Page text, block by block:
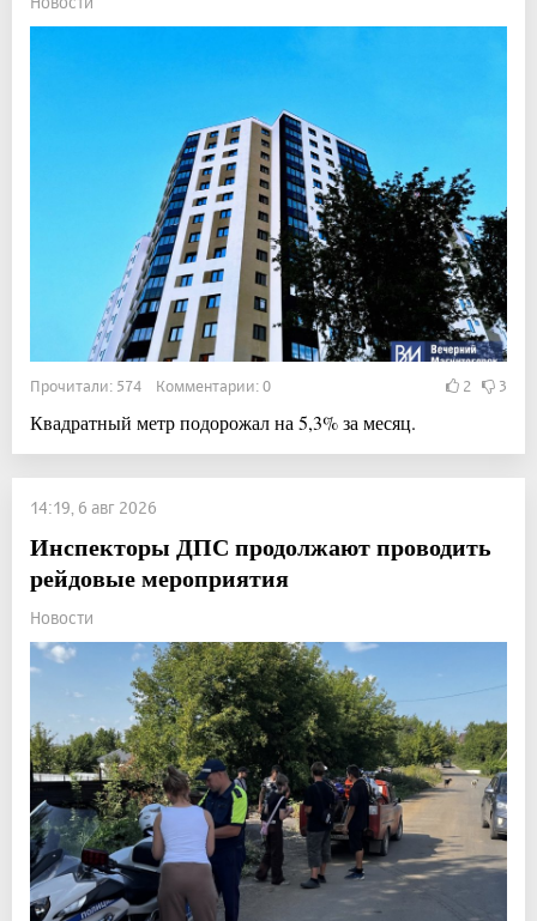
Прочитали: 574 Комментарии: 0 2 3
Квадратный метр подорожал на 5,3% за месяц.
14:19, 6 авг 2026
Инспекторы ДПС продолжают проводить
рейдовые мероприятия
Новости